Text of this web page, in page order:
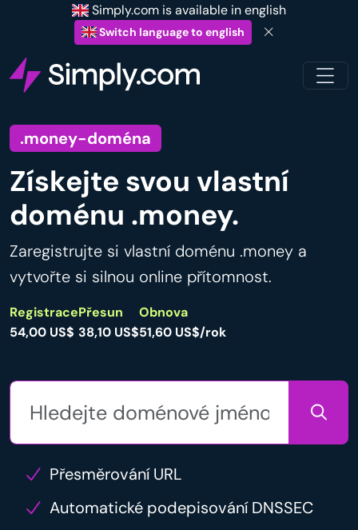
Simply.com is available in english
Switch language to english
.money-doména
Získejte svou vlastní
doménu .money.
Zaregistrujte si vlastní doménu .money a
vytvořte si silnou online přítomnost.
Registrace
54,00 US$
Přesun
38,10 US$
Obnova
51,60 US$/rok
Přesměrování URL
Automatické podepisování DNSSEC